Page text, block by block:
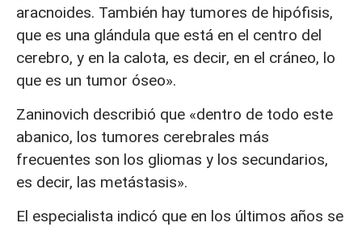
aracnoides. También hay tumores de hipófisis,
que es una glándula que está en el centro del
cerebro, y en la calota, es decir, en el cráneo, lo
que es un tumor óseo».
Zaninovich describió que «dentro de todo este
abanico, los tumores cerebrales más
frecuentes son los gliomas y los secundarios,
es decir, las metástasis».
El especialista indicó que en los últimos años se